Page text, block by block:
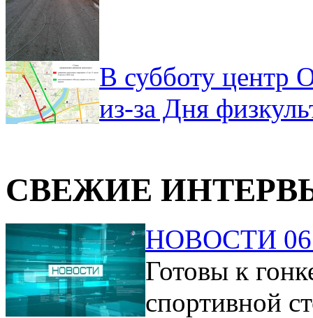
В субботу центр
из-за Дня
СВЕЖИЕ
НОВОСТИ
Готовы к
спортивной